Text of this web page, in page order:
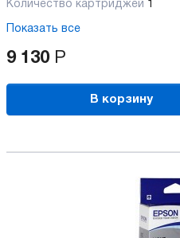
Количество картриджей 1
Показать все
9 130 Р
В корзину